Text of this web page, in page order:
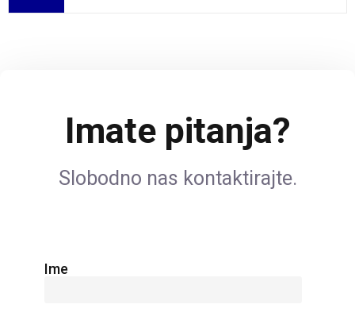
Imate pitanja?
Slobodno nas kontaktirajte.
Ime